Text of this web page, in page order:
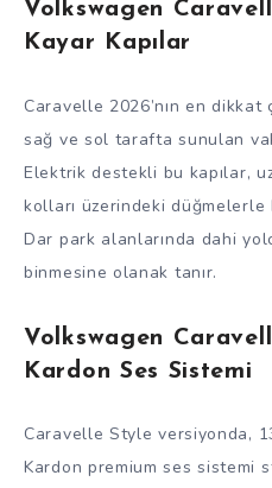
Volkswagen
Kayar Kapılar
Caravelle 2026’nın en
sağ ve sol tarafta sunulan
Elektrik destekli bu kapılar,
kolları üzerindeki düğmelerle
Dar park alanlarında dahi
binmesine olanak tanır.
Volkswagen
Kardon Ses Sistemi
Caravelle Style versiyonda,
Kardon premium ses sistemi